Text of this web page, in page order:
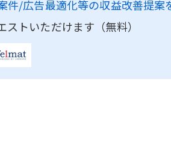
件/広告最適化等の収益改善提案
トいただけます（無料）